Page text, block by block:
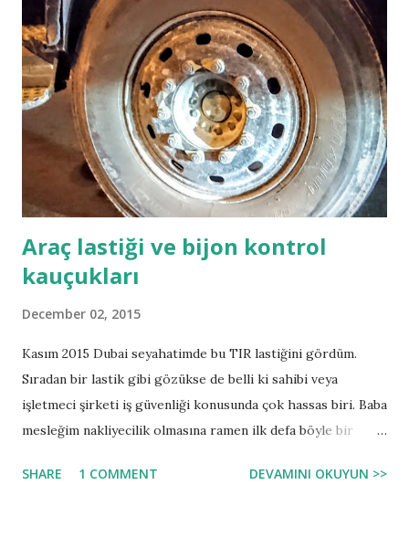
düşecektir. Hukuki zemin bunun için yoksa da bir torba yasa
ile hemen yapılsa keşke. Zaman içinde de bu işte görüntü
işleme ve makine öğrenmesi ile otomatikleşse sizce de
güzel olur mu? ABD'den örnek araç içi kamera görüntüsü.
Araç lastiği ve bijon kontrol
kauçukları
December 02, 2015
Kasım 2015 Dubai seyahatimde bu TIR lastiğini gördüm.
Sıradan bir lastik gibi gözükse de belli ki sahibi veya
işletmeci şirketi iş güvenliği konusunda çok hassas biri. Baba
mesleğim nakliyecilik olmasına ramen ilk defa böyle bir
kauçuk takmışlar. Bijonlar tam sıkı iken bu kauçuklar
SHARE 1 COMMENT DEVAMINI OKUYUN >>